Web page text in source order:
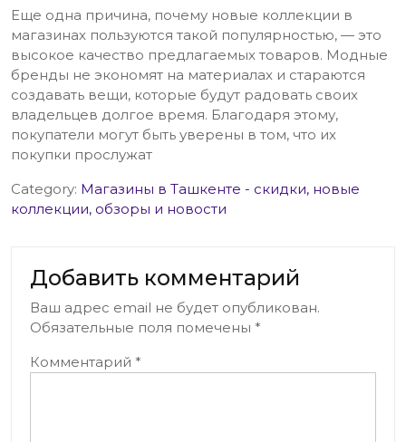
Еще одна причина, почему новые коллекции в
магазинах пользуются такой популярностью, — это
высокое качество предлагаемых товаров. Модные
бренды не экономят на материалах и стараются
создавать вещи, которые будут радовать своих
владельцев долгое время. Благодаря этому,
покупатели могут быть уверены в том, что их
покупки прослужат
Category: Магазины в Ташкенте - скидки, новые
коллекции, обзоры и новости
Добавить комментарий
Ваш адрес email не будет опубликован.
Обязательные поля помечены *
Комментарий *